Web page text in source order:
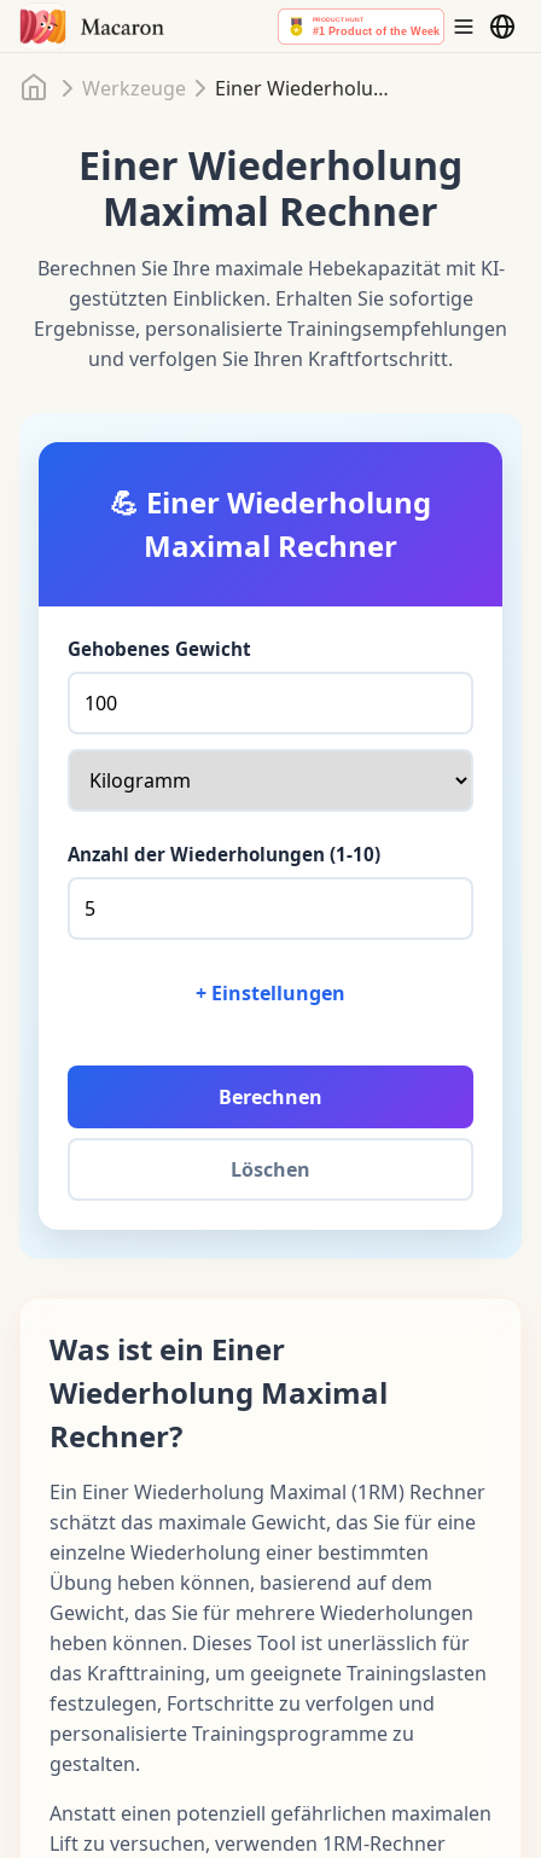
Startseite
Werkzeuge Einer Wiederholung Maximal Rechner
Einer Wiederholung
Maximal Rechner
Berechnen Sie Ihre maximale Hebekapazität mit KI-
gestützten Einblicken. Erhalten Sie sofortige
Ergebnisse, personalisierte Trainingsempfehlungen
und verfolgen Sie Ihren Kraftfortschritt.
💪 Einer Wiederholung
Maximal Rechner
Gehobenes Gewicht
Anzahl der Wiederholungen (1-10)
+ Einstellungen
Berechnen
Löschen
Was ist ein Einer
Wiederholung Maximal
Rechner?
Ein Einer Wiederholung Maximal (1RM) Rechner
schätzt das maximale Gewicht, das Sie für eine
einzelne Wiederholung einer bestimmten
Übung heben können, basierend auf dem
Gewicht, das Sie für mehrere Wiederholungen
heben können. Dieses Tool ist unerlässlich für
das Krafttraining, um geeignete Trainingslasten
festzulegen, Fortschritte zu verfolgen und
personalisierte Trainingsprogramme zu
gestalten.
Anstatt einen potenziell gefährlichen maximalen
Lift zu versuchen, verwenden 1RM-Rechner